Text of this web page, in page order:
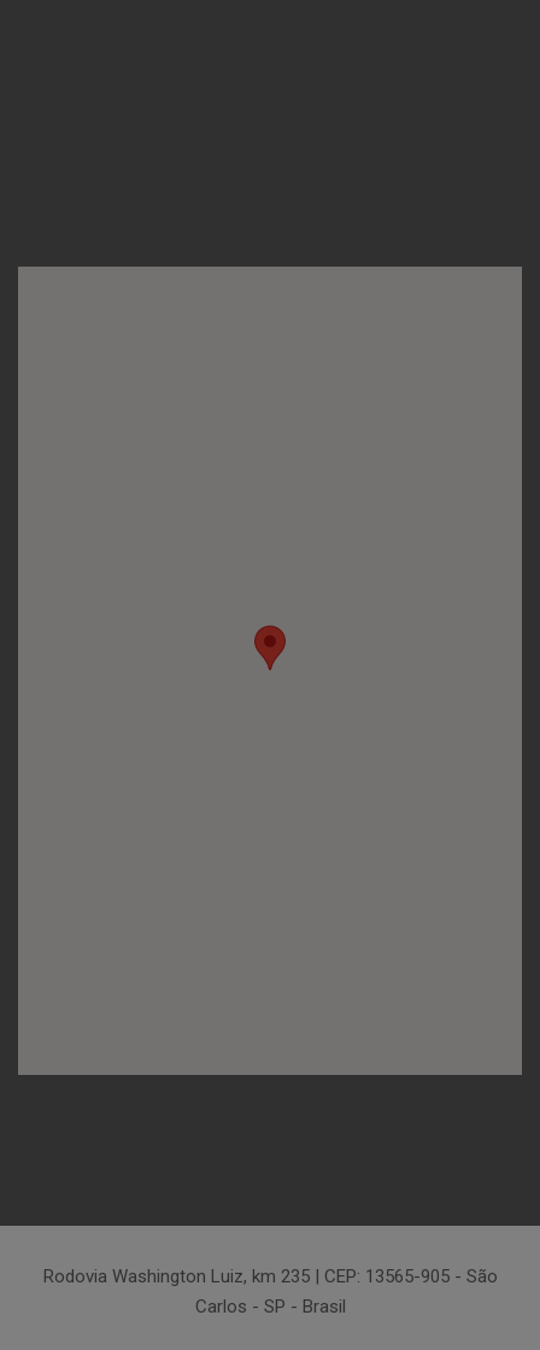
Rodovia Washington Luiz, km 235 | CEP: 13565-905 - São
Carlos - SP - Brasil